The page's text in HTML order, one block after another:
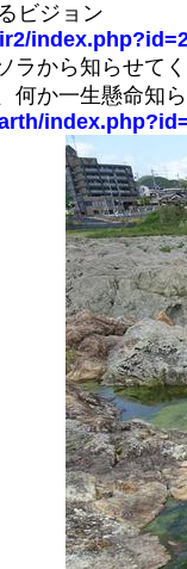
ビジョン
ラから知らせて
か一生懸命知